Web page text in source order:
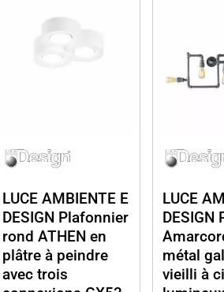
LUCE AMBIENTE E
DESIGN Plafonnier
rond ATHEN en
plâtre à peindre
avec trois
LUCE
DESIGN
métal
vieilli à